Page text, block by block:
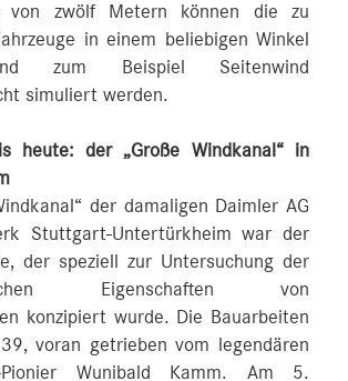
von zwölf Metern können die zu
in einem beliebigen Winkel
zum Beispiel Seitenwind
simuliert werden.
heute: der „Große Windkanal“ in
der damaligen Daimler AG
Stuttgart-Untertürkheim war der
der speziell zur Untersuchung der
Eigenschaften von
konzipiert wurde. Die Bauarbeiten
voran getrieben vom legendären
Pionier Wunibald Kamm. Am 5.